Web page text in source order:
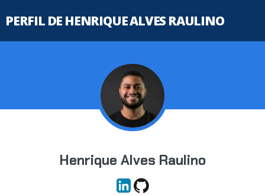
PERFIL DE HENRIQUE ALVES RAULINO
Henrique Alves Raulino